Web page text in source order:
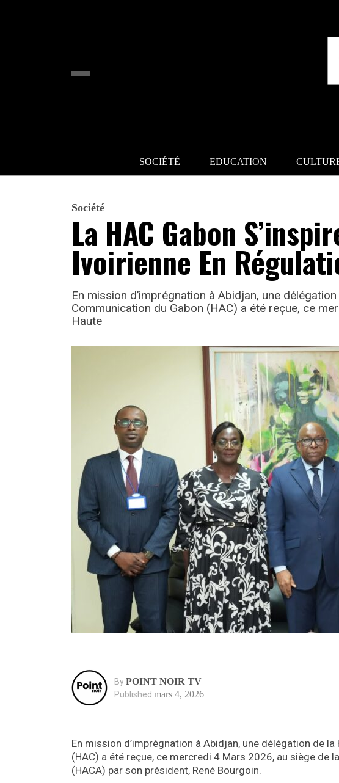
SOCIÉTÉ EDUCATION
Société
La HAC Gabon
Ivoirienne En
En mission d’imprégnation à Abidjan, une
Communication du Gabon (HAC) a été reçue, ce
Haute
ByPOINT NOIR TV
Published mars 4, 2026
En mission d’imprégnation à Abidjan, une délégation de
(HAC) a été reçue, ce mercredi 4 Mars 2026, au siège
(HACA) par son président, René Bourgoin.